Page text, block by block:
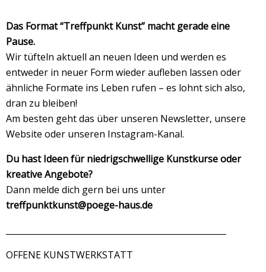
Das Format “Treffpunkt Kunst” macht gerade eine
Pause.
Wir tüfteln aktuell an neuen Ideen und werden es
entweder in neuer Form wieder aufleben lassen oder
ähnliche Formate ins Leben rufen – es lohnt sich also,
dran zu bleiben!
Am besten geht das über unseren Newsletter, unsere
Website oder unseren Instagram-Kanal.
Du hast Ideen für niedrigschwellige Kunstkurse oder
kreative Angebote?
Dann melde dich gern bei uns unter
treffpunktkunst@poege-haus.de
OFFENE KUNSTWERKSTATT